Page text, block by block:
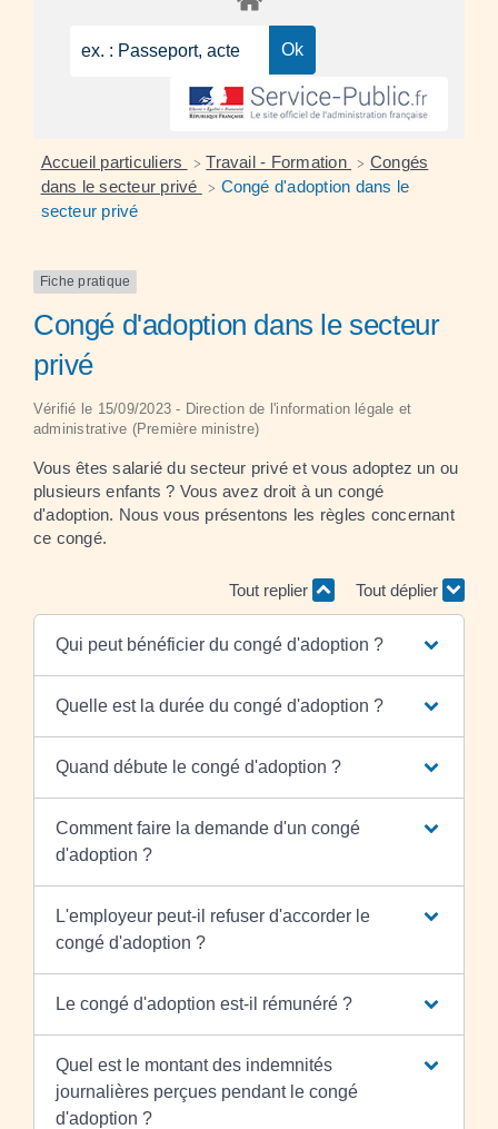
Accueil particuliers > Travail - Formation > Congés
dans le secteur privé
> Congé d'adoption dans le
secteur privé
Fiche pratique
Congé d'adoption dans le secteur
privé
Vérifié le 15/09/2023 - Direction de l'information légale et
administrative (Première ministre)
Vous êtes salarié du secteur privé et vous adoptez un ou
plusieurs enfants ? Vous avez droit à un congé
d'adoption. Nous vous présentons les règles concernant
ce congé.
Tout replier Tout déplier
Qui peut bénéficier du congé d'adoption ?
Quelle est la durée du congé d'adoption ?
Quand débute le congé d'adoption ?
Comment faire la demande d'un congé
d'adoption ?
L'employeur peut-il refuser d'accorder le
congé d'adoption ?
Le congé d'adoption est-il rémunéré ?
Quel est le montant des indemnités
journalières perçues pendant le congé
d'adoption ?